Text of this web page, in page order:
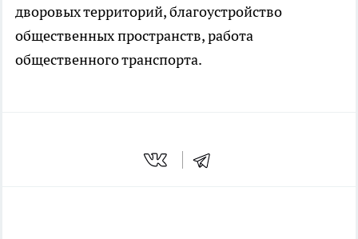
дворовых территорий, благоустройство
общественных пространств, работа
общественного транспорта.